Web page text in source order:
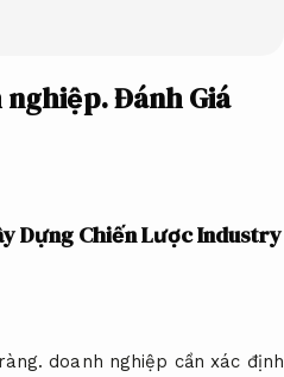
nghiệp.Đánh Giá
Dựng Chiến Lược Industry
doanh nghiệp cần xác định